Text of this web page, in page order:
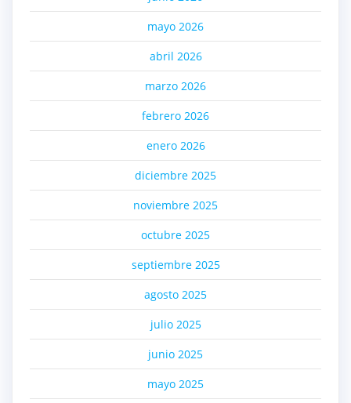
mayo 2026
abril 2026
marzo 2026
febrero 2026
enero 2026
diciembre 2025
noviembre 2025
octubre 2025
septiembre 2025
agosto 2025
julio 2025
junio 2025
mayo 2025